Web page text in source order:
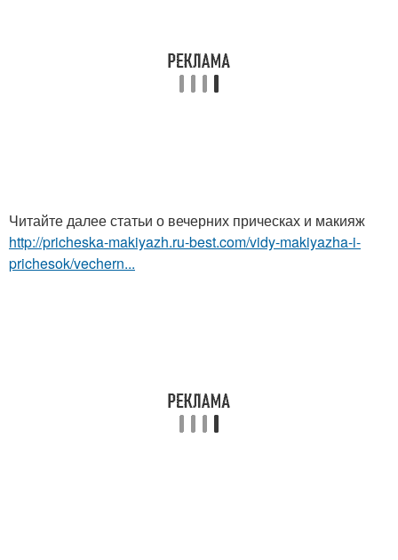
Читайте далее статьи о вечерних прическах и макияж
http://pricheska-makiyazh.ru-best.com/vidy-makiyazha-i-
prichesok/vechern...